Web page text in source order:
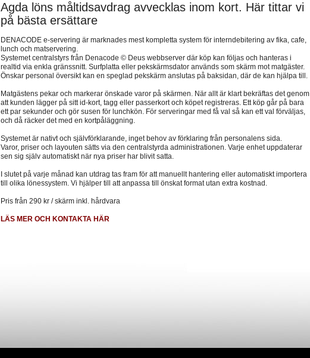
Agda löns måltidsavdrag avvecklas inom kort. Här tittar vi
på bästa ersättare
DENACODE e-servering är marknades mest kompletta system för interndebitering av fika, cafe,
lunch och matservering.
Systemet centralstyrs från Denacode © Deus webbserver där köp kan följas och hanteras i
realtid via enkla gränssnitt. Surfplatta eller pekskärmsdator används som skärm mot matgäster.
Önskar personal översikt kan en speglad pekskärm anslutas på baksidan, där de kan hjälpa till.
Matgästens pekar och markerar önskade varor på skärmen. När allt är klart bekräftas det genom
att kunden lägger på sitt id-kort, tagg eller passerkort och köpet registreras. Ett köp går på bara
ett par sekunder och gör susen för lunchkön. För serveringar med få val så kan ett val förväljas,
och då räcker det med en kortpåläggning.
Systemet är nativt och självförklarande, inget behov av förklaring från personalens sida.
Varor, priser och layouten sätts via den centralstyrda administrationen. Varje enhet uppdaterar
sen sig själv automatiskt när nya priser har blivit satta.
I slutet på varje månad kan utdrag tas fram för att manuellt hantering eller automatiskt importera
till olika lönessystem. Vi hjälper till att anpassa till önskat format utan extra kostnad.
Pris från 290 kr / skärm inkl. hårdvara
LÄS MER OCH KONTAKTA HÄR